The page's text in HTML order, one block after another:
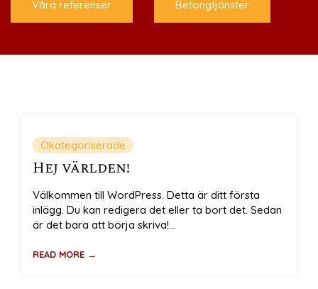
Våra referenser Betongtjänster
Okategoriserade
Hej världen!
Välkommen till WordPress. Detta är ditt första
inlägg. Du kan redigera det eller ta bort det. Sedan
är det bara att börja skriva!...
READ MORE →